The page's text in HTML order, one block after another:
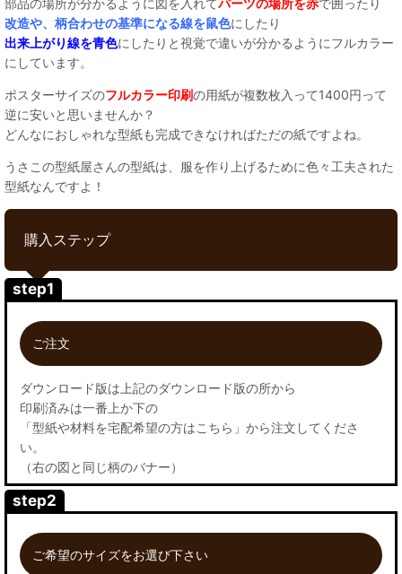
部品の場所が分かるように図を入れてパーツの場所を赤で囲ったり
改造や、柄合わせの基準になる線を鼠色にしたり
出来上がり線を青色にしたりと視覚で違いが分かるようにフルカラー
にしています。
ポスターサイズのフルカラー印刷の用紙が複数枚入って1400円って
逆に安いと思いませんか？
どんなにおしゃれな型紙も完成できなければただの紙ですよね。
うさこの型紙屋さんの型紙は、服を作り上げるために色々工夫された
型紙なんですよ！
購入ステップ
step1
ご注文
ダウンロード版は上記のダウンロード版の所から
印刷済みは一番上か下の
「型紙や材料を宅配希望の方はこちら」から注文してくださ
い。
（右の図と同じ柄のバナー）
step2
ご希望のサイズをお選び下さい